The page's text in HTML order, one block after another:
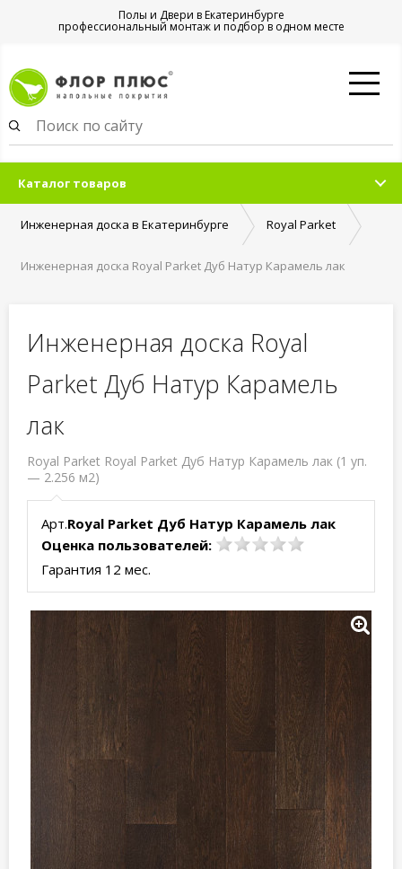
Полы и Двери в Екатеринбурге
профессиональный монтаж и подбор в одном месте
Каталог товаров
Инженерная доска в Екатеринбурге Royal Parket
Инженерная доска Royal Parket Дуб Натур Карамель лак
Инженерная доска Royal
Parket Дуб Натур Карамель
лак
Royal Parket Royal Parket Дуб Натур Карамель лак (1 уп.
— 2.256 м2)
Арт.Royal Parket Дуб Натур Карамель лак
Оценка пользователей:
Гарантия 12 мес.